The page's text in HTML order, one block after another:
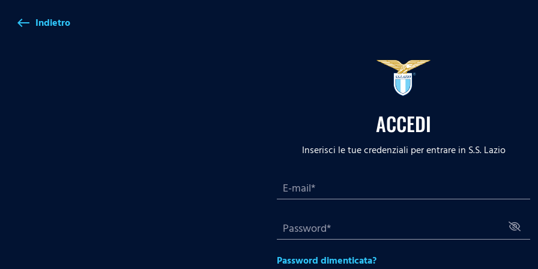
west Indietro
ACCEDI
Inserisci le tue credenziali per entrare in S.S. Lazio
Password dimenticata?